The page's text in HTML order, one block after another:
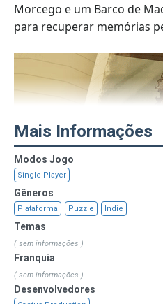
Morcego e um Barco de
para recuperar memórias
O que você acha que
sonhos se tornam tão
nossa realidade?
Mais Informações
Modos Jogo
Single Player
Gêneros
Plataforma Puzzle Indie
Temas
( sem informações )
Franquia
( sem informações )
Desenvolvedores